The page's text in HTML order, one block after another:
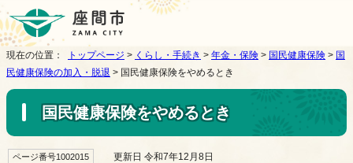
現在の位置： トップページ > くらし・手続き > 年金・保険 > 国民健康保険 > 国
民健康保険の加入・脱退 > 国民健康保険をやめるとき
国民健康保険をやめるとき
ページ番号1002015 更新日 令和7年12月8日